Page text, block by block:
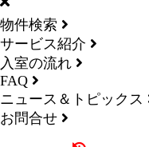
物件検索
サービス紹介
入室の流れ
FAQ
ニュース＆トピックス
お問合せ